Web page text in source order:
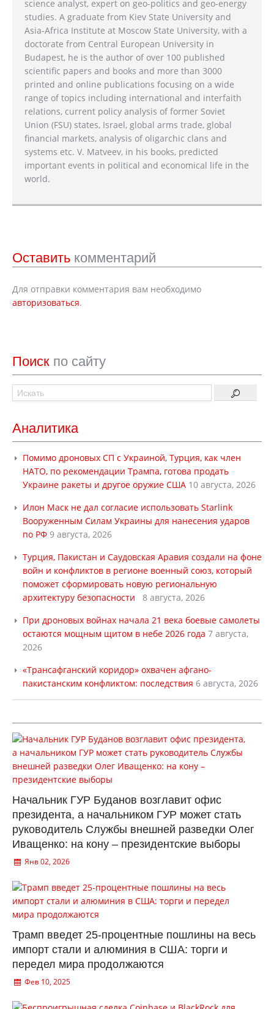
science analyst, expert on geo-politics and geo-energy
studies. A graduate from Kiev State University and
Asia-Africa Institute at Moscow State University, with a
doctorate from Central European University in
Budapest, he is the author of over 100 published
scientific papers and books and more than 3000
printed and online publications focusing on a wide
range of topics including international and interfaith
relations, current policy analysis of former Soviet
Union (FSU) states, Israel, global arms trade, global
financial markets, analysis of oligarchic clans and
systems etc. V. Matveev, in his books, predicted
important events in political and economical life in the
world.
Оставить комментарий
Для отправки комментария вам необходимо
авторизоваться.
Поиск по сайту
Аналитика
Помимо дроновых СП с Украиной, Турция, как член
НАТО, по рекомендации Трампа, готова продать
Украине ракеты и другое оружие США 10 августа, 2026
Илон Маск не дал согласие использовать Starlink
Вооруженным Силам Украины для нанесения ударов
по РФ 9 августа, 2026
Турция, Пакистан и Саудовская Аравия создали на фоне
войн и конфликтов в регионе военный союз, который
поможет сформировать новую региональную
архитектуру безопасности
8 августа, 2026
При дроновых войнах начала 21 века боевые самолеты
остаются мощным щитом в небе 2026 года 7 августа,
2026
«Трансафганский коридор» охвачен афгано-
пакистанским конфликтом: последствия 6 августа, 2026
Начальник ГУР Буданов возглавит офис
президента, а начальником ГУР может стать
руководитель Службы внешней разведки Олег
Иващенко: на кону – президентские выборы
Янв 02, 2026
Трамп введет 25-процентные пошлины на весь
импорт стали и алюминия в США: торги и
передел мира продолжаются
Фев 10, 2025